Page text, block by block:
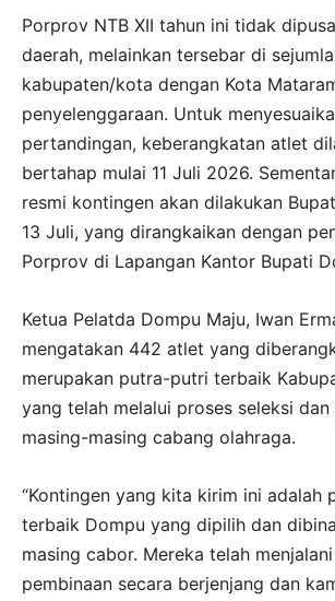
Porprov NTB XII tahun ini tidak
daerah, melainkan tersebar di
kabupaten/kota dengan Kota
penyelenggaraan. Untuk
pertandingan, keberangkatan atlet
bertahap mulai 11 Juli 2026.
resmi kontingen akan dilakukan
13 Juli, yang dirangkaikan dengan
Porprov di Lapangan Kantor Bupati
Ketua Pelatda Dompu Maju, Iwan
mengatakan 442 atlet yang
merupakan putra-putri terbaik
yang telah melalui proses seleksi
masing-masing cabang olahraga.
“Kontingen yang kita kirim ini adalah
terbaik Dompu yang dipilih dan
masing cabor. Mereka telah
pembinaan secara berjenjang dan